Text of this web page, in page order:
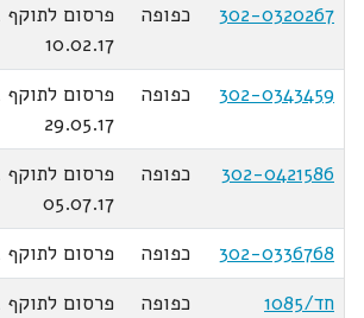
302-0320267
כפופה
פרסום לתוקף
10.02.17
302-0343459
כפופה
פרסום
29.05.17
302-0421586
כפופה
פרסום
05.07.17
302-0336768
כפופה
פרסום לתוקף
חד/1085
כפופה
פרסום לתוקף